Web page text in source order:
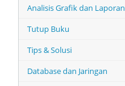
Analisis Grafik dan Laporan
Tutup Buku
Tips & Solusi
Database dan Jaringan